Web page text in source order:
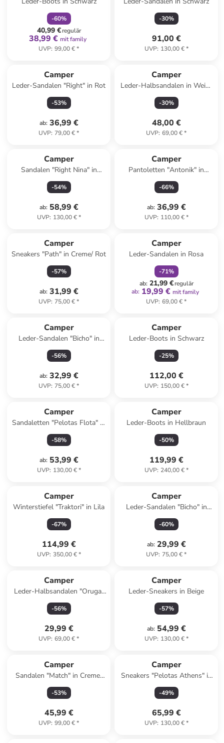
-60%
40,99 €regulär
38,99 € mit family
UVP: 99,00 €*
-30%
91,00 €
UVP: 130,00 €*
Camper
Leder-Sandalen "Right" in Rot
-53%
ab: 36,99 €
UVP: 79,00 €*
Camper
Leder-Halbsandalen in Weiß/
Gelb
-30%
48,00 €
UVP: 69,00 €*
Camper
Sandalen "Right Nina" in
Türkis
-54%
ab: 58,99 €
UVP: 130,00 €*
Camper
Pantoletten "Antonik" in
Dunkelblau
-66%
ab: 36,99 €
UVP: 110,00 €*
Camper
Sneakers "Path" in Creme/ Rot
-57%
ab: 31,99 €
UVP: 75,00 €*
Camper
Leder-Sandalen in Rosa
-71%
ab: 21,99 €regulär
ab: 19,99 € mit family
UVP: 69,00 €*
Camper
Leder-Sandalen "Bicho" in
Türkis/ Grün
-56%
ab: 32,99 €
UVP: 75,00 €*
Camper
Leder-Boots in Schwarz
-25%
112,00 €
UVP: 150,00 €*
Camper
Sandaletten "Pelotas Flota" in
Türkis
-58%
ab: 53,99 €
UVP: 130,00 €*
Camper
Leder-Boots in Hellbraun
-50%
119,99 €
UVP: 240,00 €*
Camper
Winterstiefel "Traktori" in Lila
-67%
114,99 €
UVP: 350,00 €*
Camper
Leder-Sandalen "Bicho" in
Silber
-60%
ab: 29,99 €
UVP: 75,00 €*
Camper
Leder-Halbsandalen "Oruga"
in Beige
-56%
29,99 €
UVP: 69,00 €*
Camper
Leder-Sneakers in Beige
-57%
ab: 54,99 €
UVP: 130,00 €*
Camper
Sandalen "Match" in Creme/
Gelb
-53%
45,99 €
UVP: 99,00 €*
Camper
Sneakers "Pelotas Athens" in
Rosa
-49%
65,99 €
UVP: 130,00 €*